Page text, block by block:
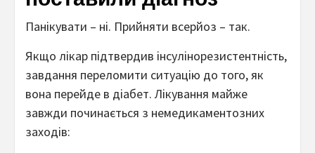
Панікувати – ні. Прийняти всерйоз – так.
Якщо лікар підтвердив інсулінорезистентність,
завдання переломити ситуацію до того, як
вона перейде в діабет. Лікування майже
завжди починається з немедикаментозних
заходів: